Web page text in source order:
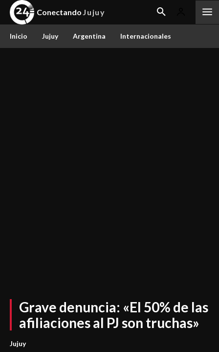
Conectando Jujuy
Inicio Jujuy Argentina Internacionales
Grave denuncia: «El 50% de las
afiliaciones al PJ son truchas»
Jujuy